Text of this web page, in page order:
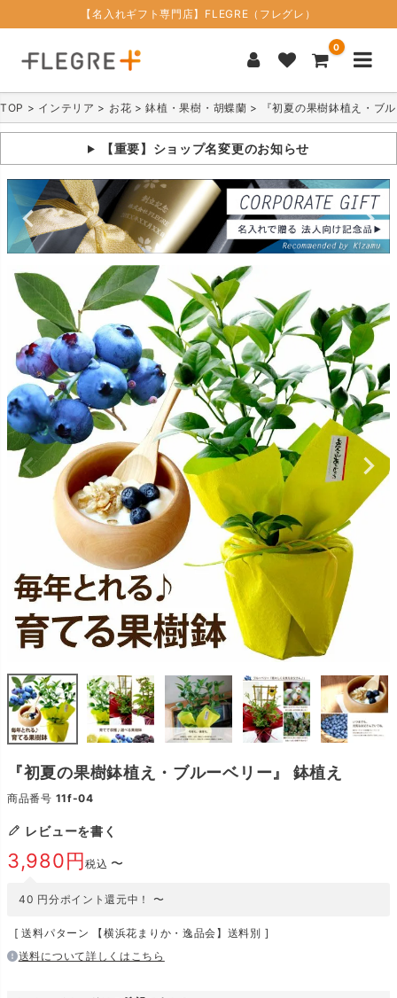
【名入れギフト専門店】FLEGRE（フレグレ）
0
TOP インテリア お花 鉢植・果樹・胡蝶蘭 『初夏の果樹鉢植え・ブ
【重要】ショップ名変更のお知らせ
『初夏の果樹鉢植え・ブルーベリー』 鉢植え
商品番号 11f-04
レビューを書く
3,980 税込 〜
40 円分ポイント還元中！ 〜
送料パターン
【横浜花まりか・逸品会】送料別
送料について詳しくはこちら